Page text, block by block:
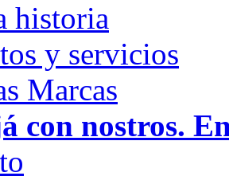
historia
y servicios
Marcas
con nostros.